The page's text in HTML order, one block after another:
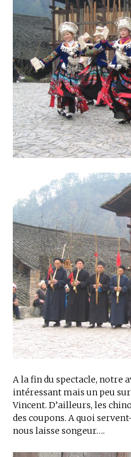
A la fin du spectacle, notre
intéressant mais un peu
Vincent. D’ailleurs, les
des coupons. A quoi
nous laisse songeur….